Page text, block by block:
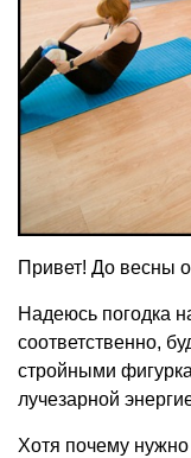
Привет! До весны
Надеюсь погодка
соответственно,
стройными
лучезарной
Хотя почему